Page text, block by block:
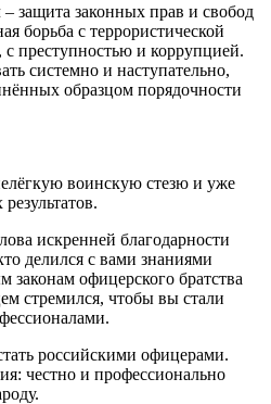
защита законных прав и свобод
борьба с террористической
с преступностью и коррупцией.
системно и наступательно,
образцом порядочности
воинскую стезю и уже
искренней благодарности
делился с вами знаниями
офицерского братства
стремился, чтобы вы стали
российскими офицерами.
честно и профессионально